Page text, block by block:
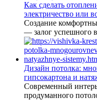
Как сделать
электричество или
Создание
— залог успешного
Дизайн потолка:
гипсокартона и
Современный
продуманного